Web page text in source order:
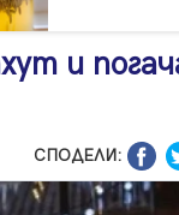
и
СПОДЕЛИ: